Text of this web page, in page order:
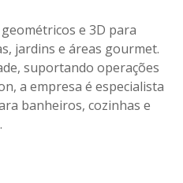
e 3D para
jardins e áreas gourmet.
suportando operações
a empresa é especialista
banheiros, cozinhas e